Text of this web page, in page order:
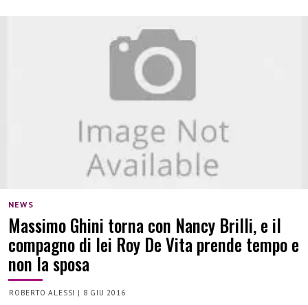
NEWS
Massimo Ghini torna con Nancy Brilli, e il
compagno di lei Roy De Vita prende tempo e
non la sposa
ROBERTO ALESSI | 8 GIU 2016